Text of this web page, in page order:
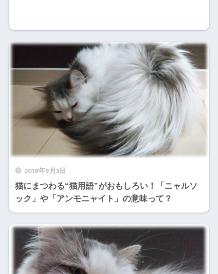
2018年9月3日
猫にまつわる“猫用語”がおもしろい！「ニャルソ
ック」や「アンモニャイト」の意味って？